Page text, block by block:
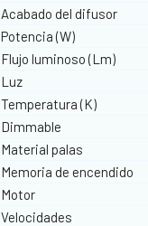
Acabado del difusor
Potencia (W)
Flujo luminoso (Lm)
Luz
Temperatura (K)
Dimmable
Material palas
Memoria de encendido
Motor
Velocidades